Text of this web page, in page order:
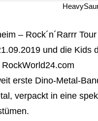
– Rock´n´Rarrr
und die Kids
erste Dino-Metal-
verpackt in eine